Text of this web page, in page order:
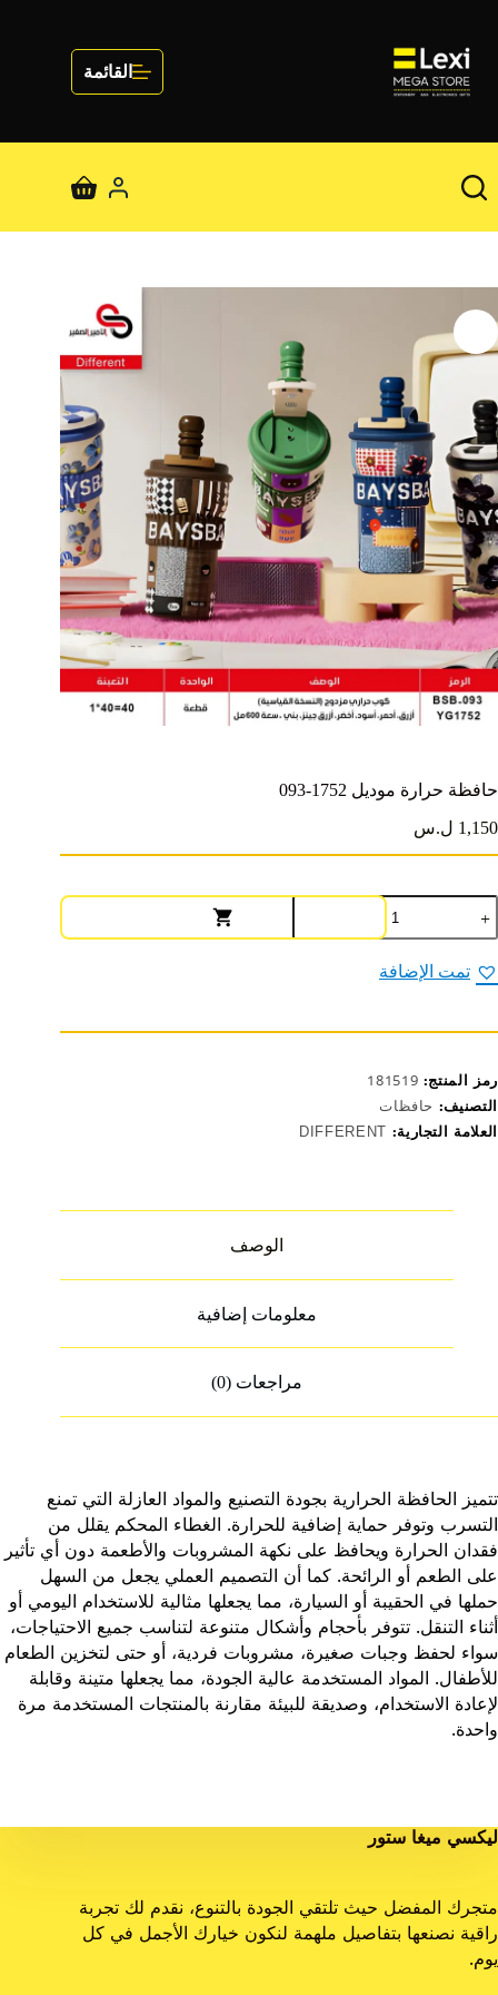
المحتوى
القائمة
عربة
حافظة حرارة موديل 1752-093
1,150 ل.س
كمية
حافظة
حرارة
موديل
1752-
تمت الإضافة
رمز المنتج: 181519
التصنيف: حافظات
العلامة التجارية: DIFFERENT
الوصف
معلومات إضافية
مراجعات (0)
تتميز الحافظة الحرارية بجودة التصنيع والمواد العازلة التي تمنع
التسرب وتوفر حماية إضافية للحرارة. الغطاء المحكم يقلل من
فقدان الحرارة ويحافظ على نكهة المشروبات والأطعمة دون أي تأثير
على الطعم أو الرائحة. كما أن التصميم العملي يجعل من السهل
حملها في الحقيبة أو السيارة، مما يجعلها مثالية للاستخدام اليومي أو
أثناء التنقل. تتوفر بأحجام وأشكال متنوعة لتناسب جميع الاحتياجات،
سواء لحفظ وجبات صغيرة، مشروبات فردية، أو حتى لتخزين الطعام
للأطفال. المواد المستخدمة عالية الجودة، مما يجعلها متينة وقابلة
لإعادة الاستخدام، وصديقة للبيئة مقارنة بالمنتجات المستخدمة مرة
واحدة.
ليكسي ميغا ستور
متجرك المفضل حيث تلتقي الجودة بالتنوع، نقدم لك تجربة
راقية نصنعها بتفاصيل ملهمة لنكون خيارك الأجمل في كل
يوم.